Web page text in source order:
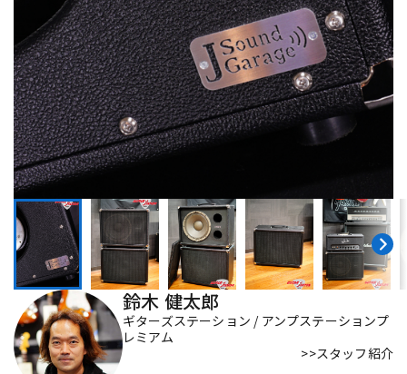
管楽器 その他楽器
アンプ エフェクター
DJ機器
DTM オンライン納品 レコーディング機器
配信/ライブ機器 楽器アクセサリ
中古
鈴木 健太郎
ギターズステーション / アンプステーションプ
レミアム
>>スタッフ紹介